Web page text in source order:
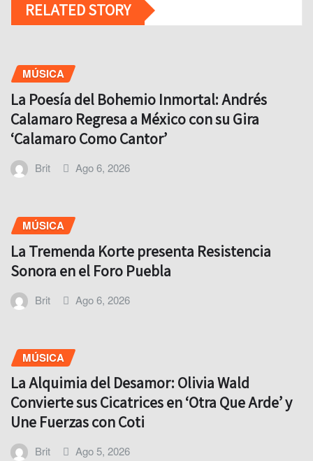
RELATED STORY
MÚSICA
La Poesía del Bohemio Inmortal: Andrés
Calamaro Regresa a México con su Gira
‘Calamaro Como Cantor’
Brit Ago 6, 2026
MÚSICA
La Tremenda Korte presenta Resistencia
Sonora en el Foro Puebla
Brit Ago 6, 2026
MÚSICA
La Alquimia del Desamor: Olivia Wald
Convierte sus Cicatrices en ‘Otra Que Arde’ y
Une Fuerzas con Coti
Brit Ago 5, 2026